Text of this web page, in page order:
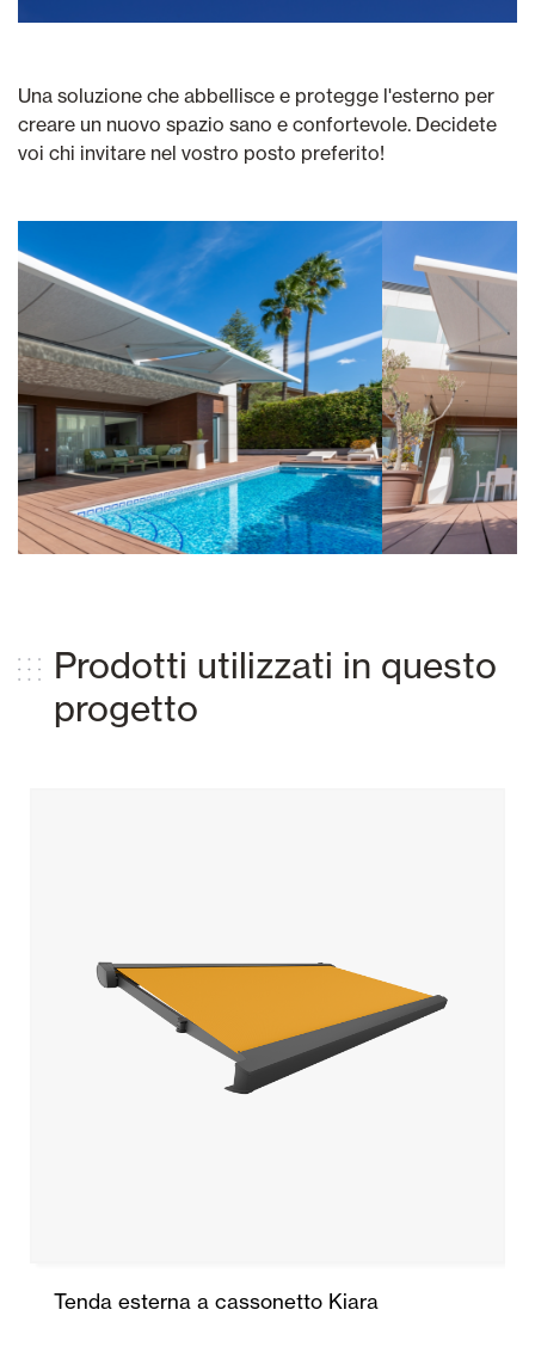
Una soluzione che abbellisce e protegge l'esterno per
creare un nuovo spazio sano e confortevole. Decidete
voi chi invitare nel vostro posto preferito!
Prodotti utilizzati in questo
progetto
Tenda esterna a cassonetto Kiara